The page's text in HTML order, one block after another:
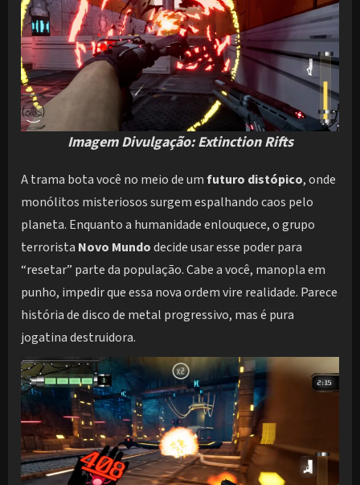
Imagem Divulgação: Extinction Rifts
A trama bota você no meio de umfuturo distópico, onde
monólitos misteriosos surgem espalhando caos pelo
planeta. Enquanto a humanidade enlouquece, o grupo
terrorista Novo Mundodecide usar esse poder para
“resetar” parte da população. Cabe a você, manopla em
punho, impedir que essa nova ordem vire realidade. Parece
história de disco de metal progressivo, mas é pura
jogatina destruidora.